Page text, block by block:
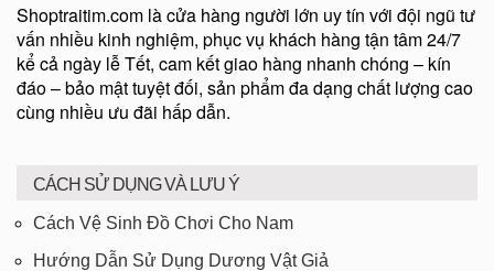
Shoptraitim.com là cửa hàng người lớn uy tín với đội ngũ tư
vấn nhiều kinh nghiệm, phục vụ khách hàng tận tâm 24/7
kể cả ngày lễ Tết, cam kết giao hàng nhanh chóng – kín
đáo – bảo mật tuyệt đối, sản phẩm đa dạng chất lượng cao
cùng nhiều ưu đãi hấp dẫn.
CÁCH SỬ DỤNG VÀ LƯU Ý
Cách Vệ Sinh Đồ Chơi Cho Nam
Hướng Dẫn Sử Dụng Dương Vật Giả